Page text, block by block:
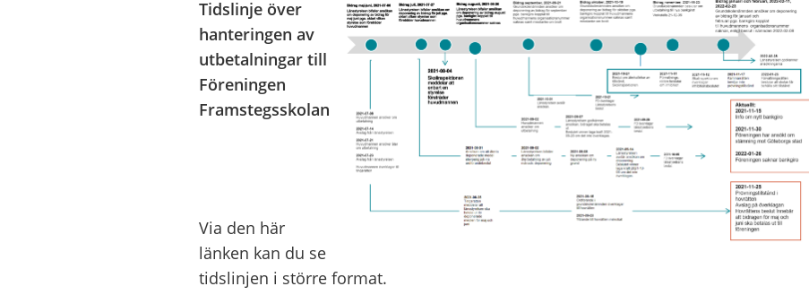
Tidslinje över
hanteringen av
utbetalningar till
Föreningen
Framstegsskolan
Via den här
länken kan du se
tidslinjen i större format.